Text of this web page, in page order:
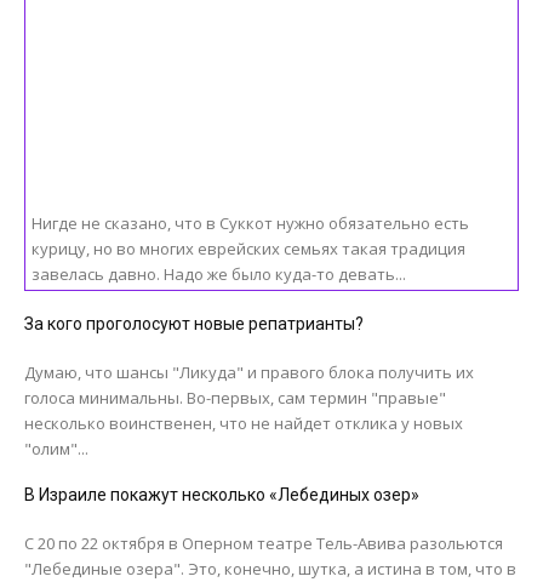
Нигде не сказано, что в Суккот нужно обязательно есть
курицу, но во многих еврейских семьях такая традиция
завелась давно. Надо же было куда-то девать...
За кого проголосуют новые репатрианты?
Думаю, что шансы "Ликуда" и правого блока получить их
голоса минимальны. Во-первых, сам термин "правые"
несколько воинственен, что не найдет отклика у новых
"олим"...
В Израиле покажут несколько «Лебединых озер»
С 20 по 22 октября в Оперном театре Тель-Авива разольются
"Лебединые озера". Это, конечно, шутка, а истина в том, что в